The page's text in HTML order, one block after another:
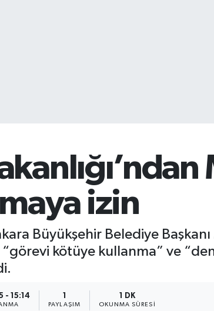
izin
Büyükşehir Belediye
kötüye kullanma” ve
- 15:14
PAYLAŞIM
1 DK
OKUNMA SÜRESI